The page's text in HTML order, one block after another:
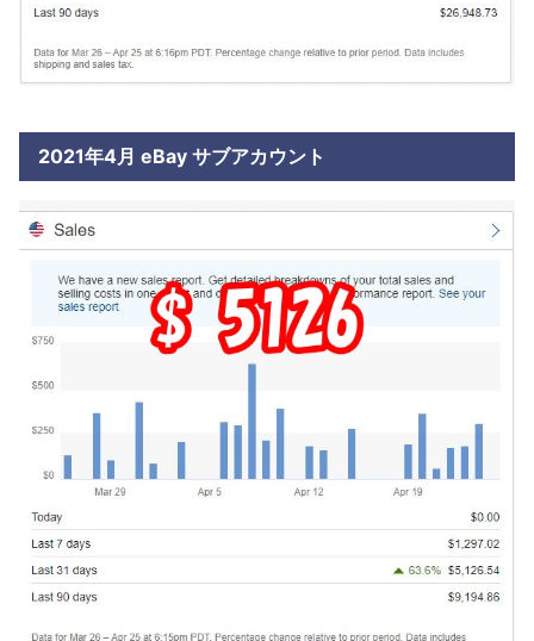
2021年4月 eBay サブアカウント